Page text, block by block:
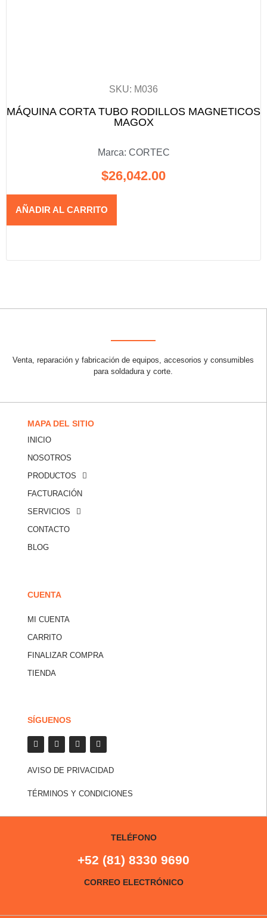
SKU: M036
MÁQUINA CORTA TUBO RODILLOS MAGNETICOS
MAGOX
Marca: CORTEC
$26,042.00
AÑADIR AL CARRITO
Venta, reparación y fabricación de equipos, accesorios y consumibles
para soldadura y corte.
MAPA DEL SITIO
INICIO
NOSOTROS
PRODUCTOS
FACTURACIÓN
SERVICIOS
CONTACTO
BLOG
CUENTA
MI CUENTA
CARRITO
FINALIZAR COMPRA
TIENDA
SÍGUENOS
AVISO DE PRIVACIDAD
TÉRMINOS Y CONDICIONES
TELÉFONO
+52 (81) 8330 9690
CORREO ELECTRÓNICO